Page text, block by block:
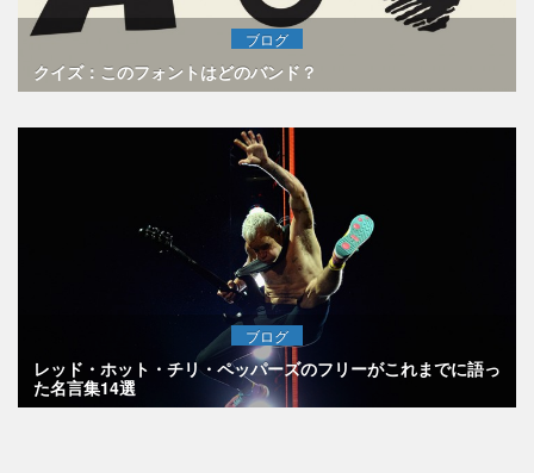
ブログ
クイズ：このフォントはどのバンド？
ブログ
レッド・ホット・チリ・ペッパーズのフリーがこれまでに語っ
た名言集14選